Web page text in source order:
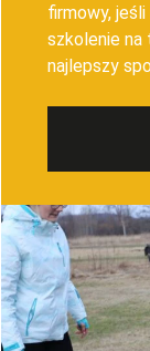
firmowy,
szkolenie
najlepszy